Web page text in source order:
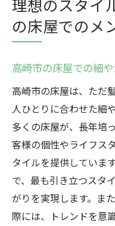
由
高崎市の床屋
理想のスタイ
の床屋でのメ
高崎市の床屋での細
高崎市の床屋は、ただ
人ひとりに合わせた細
多くの床屋が、長年培
客様の個性やライフス
タイルを提供していま
で、最も引き立つスタ
がりを実現します。ま
際には、トレンドを意